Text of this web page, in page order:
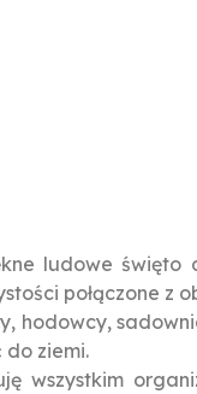
ludowe święto
połączone z
hodowcy,
do ziemi.
wszystkim